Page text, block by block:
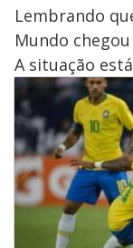
Lembrando
Mundo
A situação